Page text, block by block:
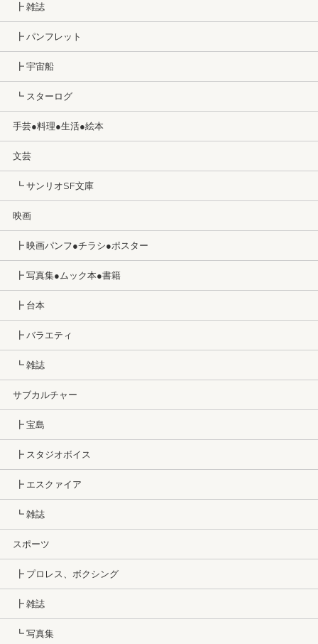
┣ 雑誌
┣ パンフレット
┣ 宇宙船
┗ スターログ
手芸●料理●生活●絵本
文芸
┗ サンリオSF文庫
映画
┣ 映画パンフ●チラシ●ポスター
┣ 写真集●ムック本●書籍
┣ 台本
┣ バラエティ
┗ 雑誌
サブカルチャー
┣ 宝島
┣ スタジオボイス
┣ エスクァイア
┗ 雑誌
スポーツ
┣ プロレス、ボクシング
┣ 雑誌
┗ 写真集